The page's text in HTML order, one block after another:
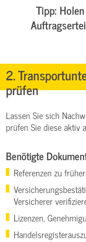
Tipp:
2.
prüfen
Lassen Sie sich
prüfen Sie diese aktiv
Benötigte
Referenzen zu
Versicherer
Lizenzen,